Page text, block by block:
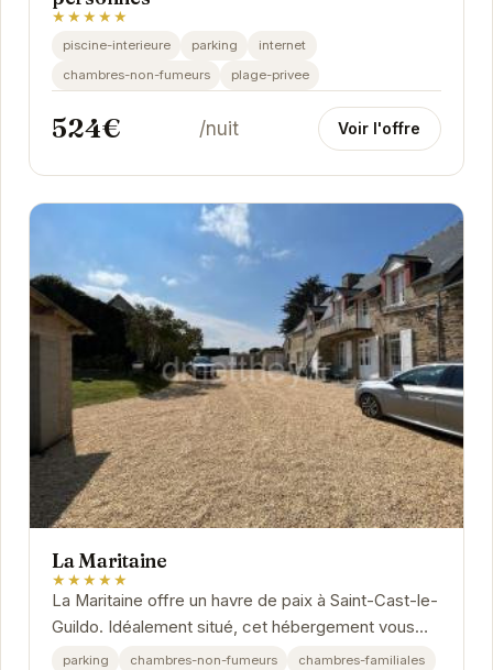
★★★★★
piscine-interieure parking
internet
chambres-non-fumeurs
plage-privee
524€ /nuit Voir l'offre
La Maritaine
★★★★★
La Maritaine offre un havre de paix à Saint-Cast-le-
Guildo. Idéalement situé, cet hébergement vous
permettra de profiter pleinement des attraits...
parking chambres-non-fumeurs chambres-familiales